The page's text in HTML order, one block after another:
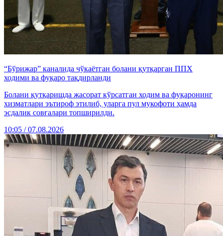
“Бўрижар” каналида чўкаётган болани қутқарган ППХ
ходими ва фуқаро тақдирланди
Болани қутқаришда жасорат кўрсатган ходим ва фуқаронинг
хизматлари эътироф этилиб, уларга пул мукофоти ҳамда
эсдалик совғалари топширилди.
10:05 / 07.08.2026